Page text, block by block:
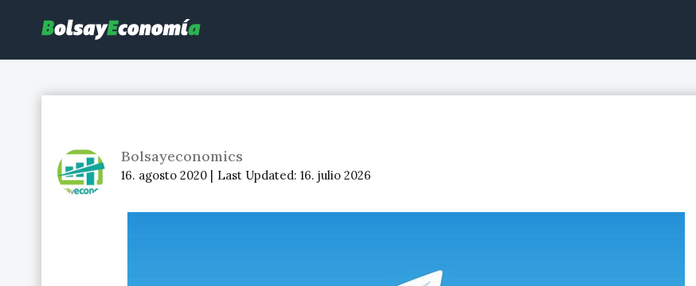
Bolsayeconomics
16. agosto 2020 | Last Updated: 16. julio 2026